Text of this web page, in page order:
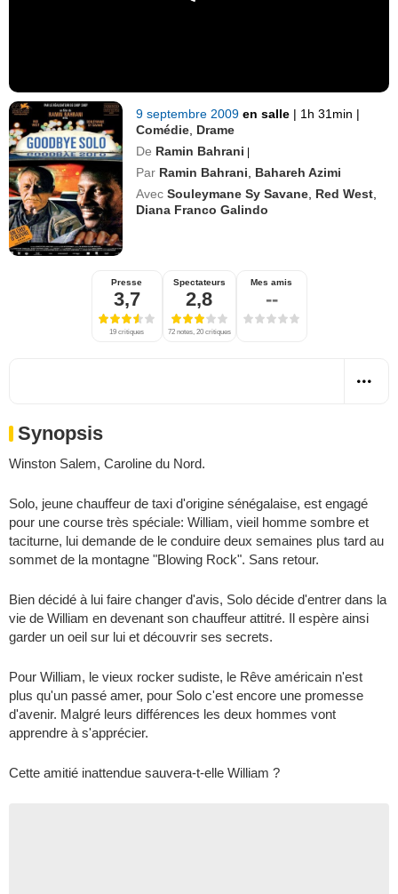
9 septembre 2009en salle | 1h 31min |
Comédie Drame
De Ramin Bahrani |
Par Ramin Bahrani
Bahareh Azimi
Avec Souleymane Sy Savane Red West
Diana Franco Galindo
Presse
3,7
19 critiques
Spectateurs
2,8
72 notes, 20 critiques
Mes amis
--
Synopsis
Winston Salem, Caroline du Nord.
Solo, jeune chauffeur de taxi d'origine sénégalaise, est engagé
pour une course très spéciale: William, vieil homme sombre et
taciturne, lui demande de le conduire deux semaines plus tard au
sommet de la montagne "Blowing Rock". Sans retour.
Bien décidé à lui faire changer d'avis, Solo décide d'entrer dans la
vie de William en devenant son chauffeur attitré. Il espère ainsi
garder un oeil sur lui et découvrir ses secrets.
Pour William, le vieux rocker sudiste, le Rêve américain n'est
plus qu'un passé amer, pour Solo c'est encore une promesse
d'avenir. Malgré leurs différences les deux hommes vont
apprendre à s'apprécier.
Cette amitié inattendue sauvera-t-elle William ?